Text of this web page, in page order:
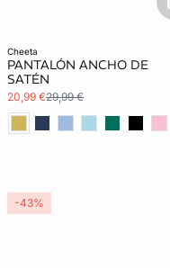
cheeta
PANTALÓN ANCHO DE
SATÉN
20,99 €29,99 €
-43%